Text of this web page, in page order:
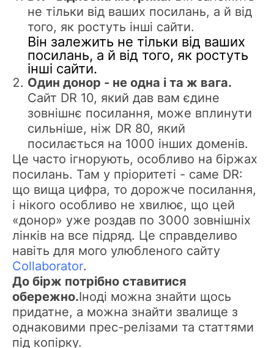
не тільки від ваших посилань, а й від
того, як ростуть інші сайти.
Він залежить не тільки від ваших
посилань, а й від того, як ростуть
інші сайти.
Один донор - не одна і та ж вага.
Сайт DR 10, який дав вам єдине
зовнішнє посилання, може вплинути
сильніше, ніж DR 80, який
посилається на 1000 інших доменів.
Це часто ігнорують, особливо на біржах
посилань. Там у пріоритеті - саме DR:
що вища цифра, то дорожче посилання,
і нікого особливо не хвилює, що цей
«донор» уже роздав по 3000 зовнішніх
лінків на все підряд. Це справделиво
навіть для мого улюбленого сайту
Collaborator.
До бірж потрібно ставитися
обережно.Іноді можна знайти щось
придатне, а можна знайти звалище з
однаковими прес-релізами та статтями
під копірку.